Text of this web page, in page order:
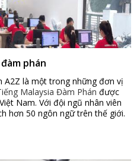
phán
A2Z là một trong những đơn vị
Malaysia Đàm Phán được
Nam. Với đội ngũ nhân viên
hơn 50 ngôn ngữ trên thế giới.